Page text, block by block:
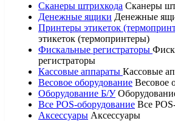
Сканеры штрихкода Сканеры
Денежные ящики Денежные
Принтеры этикеток
этикеток (термопринтеры)
Фискальные регистраторы
регистраторы
Кассовые аппараты Кассовые
Весовое оборудование Весовое
Оборудование Б/У
Все POS-оборудование Все
Аксессуары Аксессуары